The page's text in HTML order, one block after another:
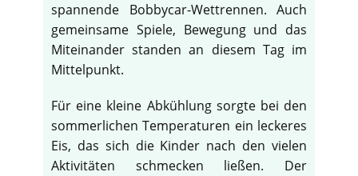
spannende Bobbycar-Wettrennen. Auch
gemeinsame Spiele, Bewegung und das
Miteinander standen an diesem Tag im
Mittelpunkt.
Für eine kleine Abkühlung sorgte bei den
sommerlichen Temperaturen ein leckeres
Eis, das sich die Kinder nach den vielen
Aktivitäten schmecken ließen. Der